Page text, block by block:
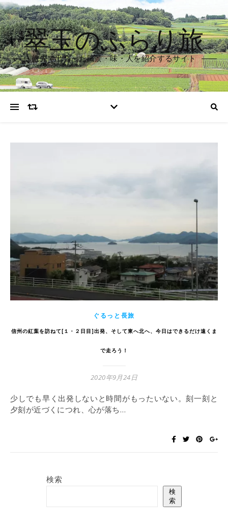
翠玉のふらり旅
旅先で出会った風景・味・人を紹介するサイト
ぐるっと長旅
信州の紅葉を訪ねて[１・２日目]出発、そして東へ北へ、今日はできるだけ遠くま
で走ろう！
2020年9月24日
少しでも早く出発しないと時間がもったいない。刻一刻と
夕刻が近づくにつれ、心が落ち…
検索
検
索